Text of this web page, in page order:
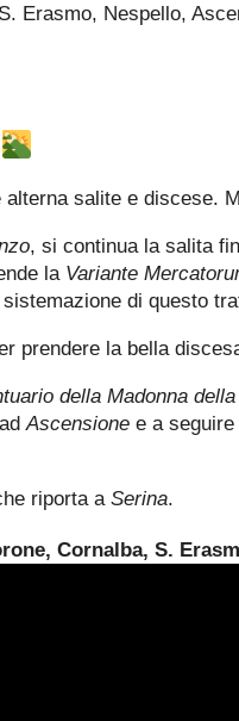
Erasmo, Nespello,
salite e discese.
, si continua la salita
la Variante
di questo
prendere la bella
della Madonna
Ascensione e a
riporta a Serina.
Cornalba, S.